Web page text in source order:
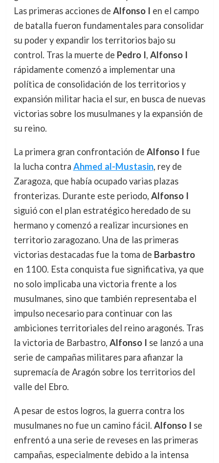
Las primeras acciones de Alfonso I en el campo
de batalla fueron fundamentales para consolidar
su poder y expandir los territorios bajo su
control. Tras la muerte de Pedro I, Alfonso I
rápidamente comenzó a implementar una
política de consolidación de los territorios y
expansión militar hacia el sur, en busca de nuevas
victorias sobre los musulmanes y la expansión de
su reino.
La primera gran confrontación de Alfonso I fue
la lucha contra Ahmed al-Mustasin, rey de
Zaragoza, que había ocupado varias plazas
fronterizas. Durante este periodo, Alfonso I
siguió con el plan estratégico heredado de su
hermano y comenzó a realizar incursiones en
territorio zaragozano. Una de las primeras
victorias destacadas fue la toma de Barbastro
en 1100. Esta conquista fue significativa, ya que
no solo implicaba una victoria frente a los
musulmanes, sino que también representaba el
impulso necesario para continuar con las
ambiciones territoriales del reino aragonés. Tras
la victoria de Barbastro, Alfonso I se lanzó a una
serie de campañas militares para afianzar la
supremacía de Aragón sobre los territorios del
valle del Ebro.
A pesar de estos logros, la guerra contra los
musulmanes no fue un camino fácil. Alfonso I se
enfrentó a una serie de reveses en las primeras
campañas, especialmente debido a la intensa